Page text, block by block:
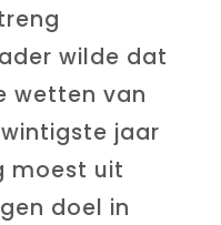
wilde dat
wetten van
jaar
moest uit
doel in